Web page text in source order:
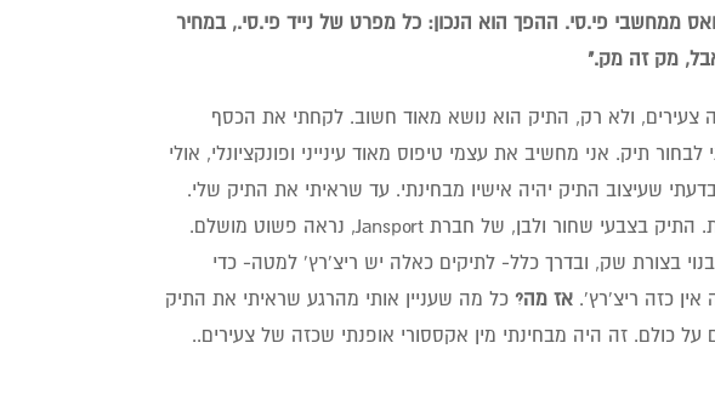
ממחשבי פי.סי. ההפך הוא הנכון: כל מפרט של נייד פי.סי., במחיר
מק זה מק."
צעירים, ולא רק, התיק הוא נושא מאוד חשוב. לקחתי את הכסף
תיק. אני מחשיב את עצמי טיפוס מאוד עינייני ופונקציונלי, אולי
שעיצוב התיק יהיה אישיו מבחינתי. עד שראיתי את התיק שלי.
התיק שמהרגע הראשון ידעתי שרק איתו אצא מהחנות. התיק בצבעי שחור ולבן, של חברת Jansport, נראה פשוט מושלם.
בצורת שק, ובדרך כלל- לתיקים כאלה יש ריצ'רץ' למטה- כדי
כזה ריצ'רץ'. אז מה? כל מה שעניין אותי מהרגע שראיתי את התיק
כולם. זה היה מבחינתי מין אקססורי אופנתי שכזה של צעירים..